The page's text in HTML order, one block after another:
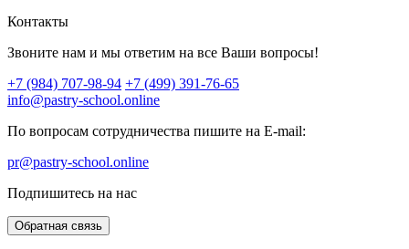
Контакты
Звоните нам и мы ответим на все Ваши вопросы!
+7 (984) 707-98-94 +7 (499) 391-76-65
info@pastry-school.online
По вопросам сотрудничества пишите на E-mail:
pr@pastry-school.online
Подпишитесь на нас
Обратная связь